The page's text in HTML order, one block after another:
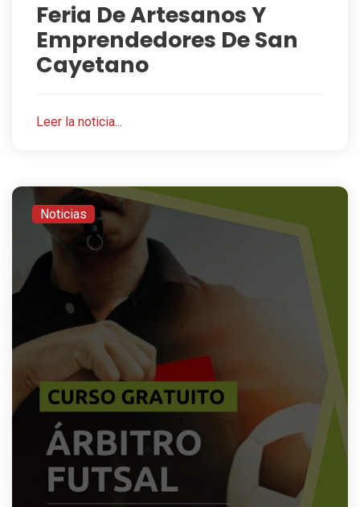
Feria De Artesanos Y
Emprendedores De San
Cayetano
Leer la noticia...
Noticias